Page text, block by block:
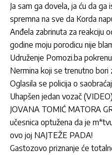
Ja sam ga dovela, ja ću da
spremna na sve da Korda
Anđela zabrinuta za reakciju
godine moju porodicu nije
Udruženje Pomozi.ba
Nermina koji se trenutno bori
Oglasila se policija o
Uhapšen jedan vozač (VIDEO)
JOVANA TOMIĆ MATORA
učesnica optužena da je
ovo joj NAJTEŽE PADA!
Gastozovo priznanje će